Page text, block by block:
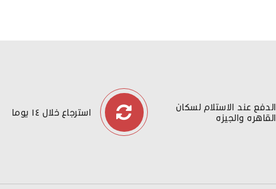
الدفع عند الاستلام لسكان
القاهره والجيزه
استرجاع خلال ١٤ يوما